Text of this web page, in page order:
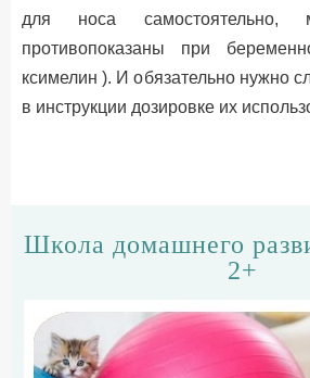
для носа
противопоказаны при
ксимелин ). И обязательно нужно
в инструкции дозировке их
Школа домашнего
2+